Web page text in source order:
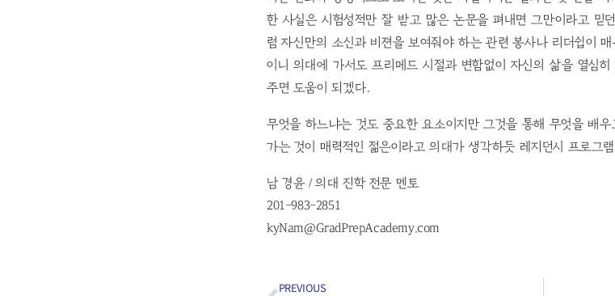
한 사실은 시험성적만 잘 받고 많은 논문을 펴내면 그만이라고 믿
럼 자신만의 소신과 비젼을 보여줘야 하는 관련 봉사나 리더쉽이
이니 의대에 가서도 프리메드 시절과 변함없이 자신의 삶을 열심
주면 도움이 되겠다.
무엇을 하느냐는 것도 중요한 요소이지만 그것을 통해 무엇을 배
가는 것이 매력적인 젊은이라고 의대가 생각하듯 레지던시 프로그
남 경윤 / 의대 진학 전문 멘토
201-983-2851
kyNam@GradPrepAcademy.com
PREVIOUS